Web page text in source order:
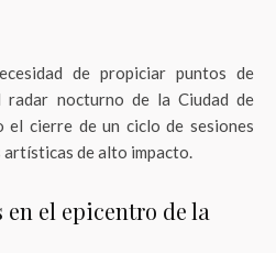
de propiciar puntos de
radar nocturno de la Ciudad de
el cierre de un ciclo de sesiones
de alto impacto.
en el epicentro de la